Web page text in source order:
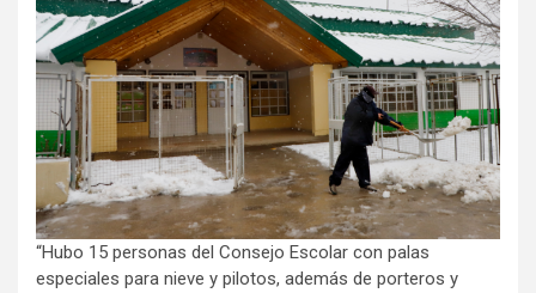
“Hubo 15 personas del Consejo Escolar con palas
especiales para nieve y pilotos, además de porteros y